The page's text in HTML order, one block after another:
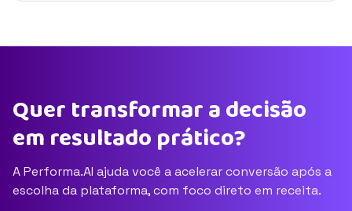
Quer transformar a decisão
em resultado prático?
A Performa.AI ajuda você a acelerar conversão após a
escolha da plataforma, com foco direto em receita.